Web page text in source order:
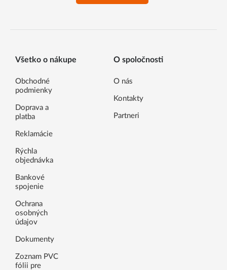
Všetko o nákupe
Obchodné
podmienky
Doprava a
platba
Reklamácie
Rýchla
objednávka
Bankové
spojenie
Ochrana
osobných
údajov
Dokumenty
Zoznam PVC
fólii pre
O spoločnosti
O nás
Kontakty
Partneri